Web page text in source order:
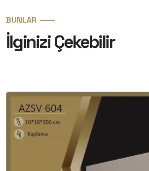
BUNLAR
İlginizi Çekebilir